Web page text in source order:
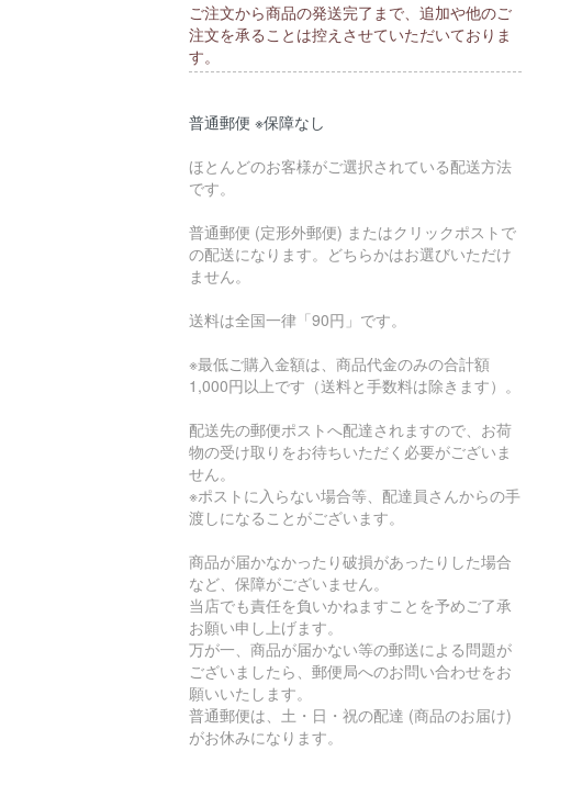
ご注文から商品の発送完了まで、追加や他のご
注文を承ることは控えさせていただいておりま
す。
普通郵便 ※保障なし
ほとんどのお客様がご選択されている配送方法
です。
普通郵便 (定形外郵便) またはクリックポストで
の配送になります。どちらかはお選びいただけ
ません。
送料は全国一律「90円」です。
※最低ご購入金額は、商品代金のみの合計額
1,000円以上です（送料と手数料は除きます）。
配送先の郵便ポストへ配達されますので、お荷
物の受け取りをお待ちいただく必要がございま
せん。
※ポストに入らない場合等、配達員さんからの手
渡しになることがございます。
商品が届かなかったり破損があったりした場合
など、保障がございません。
当店でも責任を負いかねますことを予めご了承
お願い申し上げます。
万が一、商品が届かない等の郵送による問題が
ございましたら、郵便局へのお問い合わせをお
願いいたします。
普通郵便は、土・日・祝の配達 (商品のお届け)
がお休みになります。